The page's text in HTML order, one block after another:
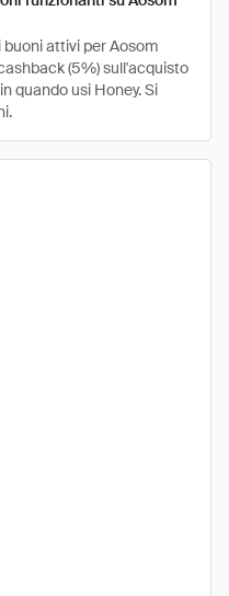
attivi per Aosom
(5%) sull'acquisto
quando usi Honey. Si